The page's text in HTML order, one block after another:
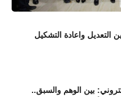
واعادة التشكيل
بين الوهم والسبق..